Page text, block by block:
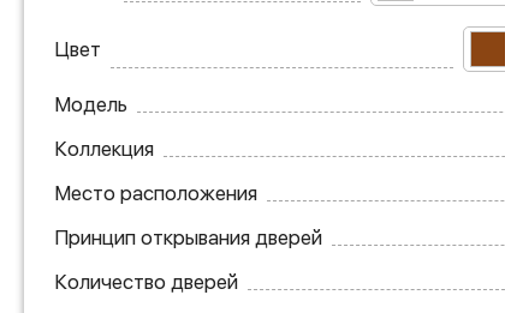
Цвет
Модель
Коллекция
Место расположения
Принцип открывания дверей
Количество дверей